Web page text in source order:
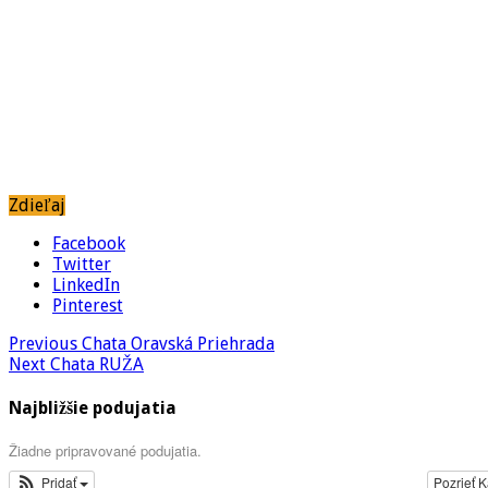
Zdieľaj
Facebook
Twitter
LinkedIn
Pinterest
Previous Chata Oravská Priehrada
Next Chata RUŽA
Najbližšie podujatia
Žiadne pripravované podujatia.
Pozrieť
Pridať